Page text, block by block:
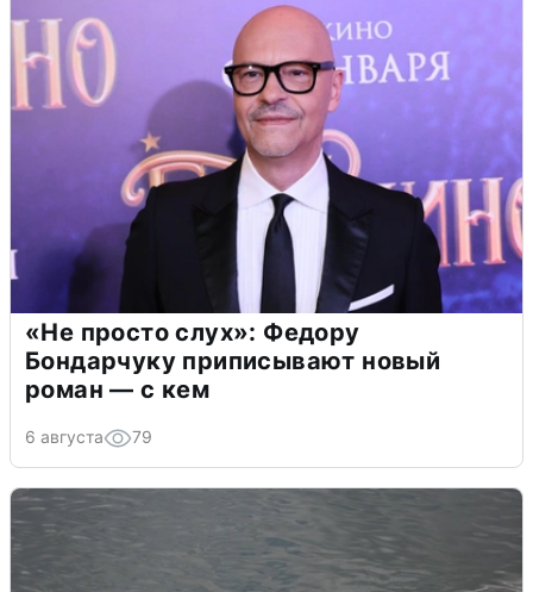
«Не просто слух»: Федору
Бондарчуку приписывают новый
роман — с кем
6 августа 79